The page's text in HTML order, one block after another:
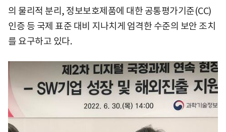
의 물리적 분리, 정보보호제품에 대한 공통평가기준(CC)
인증 등 국제 표준 대비 지나치게 엄격한 수준의 보안 조치
를 요구하고 있다.